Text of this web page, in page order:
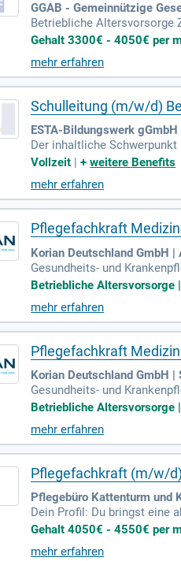
GGAB - Gemeinnützige
Betriebliche Altersvorsorge
des Grundgehalts;
Gehalt 3300€ - 4050€ per
mehr erfahren
Schulleitung (m/w/d)
ESTA-Bildungswerk
Der inhaltliche
Heilerziehung ausgebildet.
Vollzeit |+weitere Benefits
mehr erfahren
Pflegefachkraft
Korian Deutschland GmbH |
Gesundheits- und
undheitsbranche; Fähigkeit
Betriebliche Altersvorsorge
mehr erfahren
Pflegefachkraft
Korian Deutschland GmbH
Gesundheits- und
undheitsbranche; Fähigkeit
Betriebliche Altersvorsorge
mehr erfahren
Pflegefachkraft (m/w/
Pflegebüro Kattenturm und
Dein Profil: Du bringst eine
nd Kinderkrankenpfleger:in
Gehalt 4050€ - 4550€ per
mehr erfahren